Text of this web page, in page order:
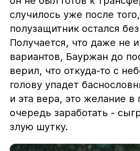
случилось уже после
полузащитник остался
Получается, что даже не
вариантов, Бауржан до
верил, что откуда-то с
голову упадет
и эта вера, это желание в
очередь заработать -
злую шутку.